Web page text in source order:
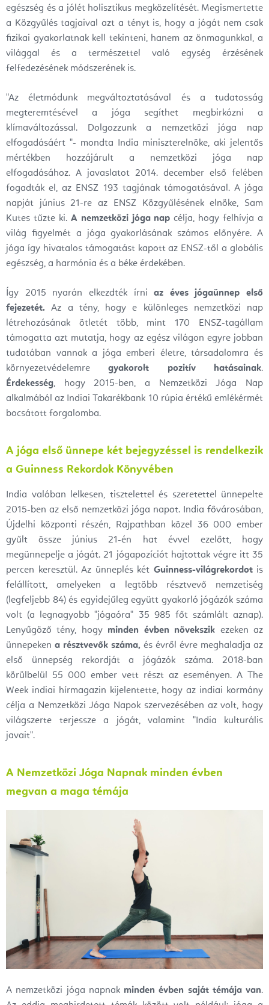
egészség és a jólét holisztikus megközelítését. Megismertette
a Közgyűlés tagjaival azt a tényt is, hogy a jógát nem csak
fizikai gyakorlatnak kell tekinteni, hanem az önmagunkkal, a
világgal és a természettel való egység érzésének
felfedezésének módszerének is.
"Az életmódunk megváltoztatásával és a tudatosság
megteremtésével a jóga segíthet megbirkózni a
klímaváltozással. Dolgozzunk a nemzetközi jóga nap
elfogadásáért "- mondta India miniszterelnöke, aki jelentős
mértékben hozzájárult a nemzetközi jóga nap
elfogadásához. A javaslatot 2014. december első felében
fogadták el, az ENSZ 193 tagjának támogatásával. A jóga
napját június 21-re az ENSZ Közgyűlésének elnöke, Sam
Kutes tűzte ki. A nemzetközi jóga nap célja, hogy felhívja a
világ figyelmét a jóga gyakorlásának számos előnyére. A
jóga így hivatalos támogatást kapott az ENSZ-től a globális
egészség, a harmónia és a béke érdekében.
Így 2015 nyarán elkezdték írniaz éves jógaünnep első
fejezetét. Az a tény, hogy e különleges nemzetközi nap
létrehozásának ötletét több, mint 170 ENSZ-tagállam
támogatta azt mutatja, hogy az egész világon egyre jobban
tudatában vannak a jóga emberi életre, társadalomra és
környezetvédelemregyakorolt pozitív hatásainak.
Érdekesség, hogy 2015-ben, a Nemzetközi Jóga Nap
alkalmából az Indiai Takarékbank 10 rúpia értékű emlékérmét
bocsátott forgalomba.
A jóga első ünnepe két bejegyzéssel is rendelkezik
a Guinness Rekordok Könyvében
India valóban lelkesen, tisztelettel és szeretettel ünnepelte
2015-ben az első nemzetközi jóga napot. India fővárosában,
Újdelhi központi részén, Rajpathban közel 36 000 ember
gyűlt össze június 21-én hat évvel ezelőtt, hogy
megünnepelje a jógát. 21 jógapozíciót hajtottak végre itt 35
percen keresztül. Az ünneplés két Guinness-világrekordotis
felállított, amelyeken a legtöbb résztvevő nemzetiség
(legfeljebb 84) és egyidejűleg együtt gyakorló jógázók száma
volt (a legnagyobb "jógaóra" 35 985 főt számlált aznap).
Lenyűgöző tény, hogy minden évben növekszik ezeken az
ünnepeken a résztvevők száma, és évről évre meghaladja az
első ünnepség rekordját a jógázók száma. 2018-ban
körülbelül 55 000 ember vett részt az eseményen. A The
Week indiai hírmagazin kijelentette, hogy az indiai kormány
célja a Nemzetközi Jóga Napok szervezésében az volt, hogy
világszerte terjessze a jógát, valamint "India kulturális
javait".
A Nemzetközi Jóga Napnak minden évben
megvan a maga témája
A nemzetközi jóga napnak minden évben saját témája van.